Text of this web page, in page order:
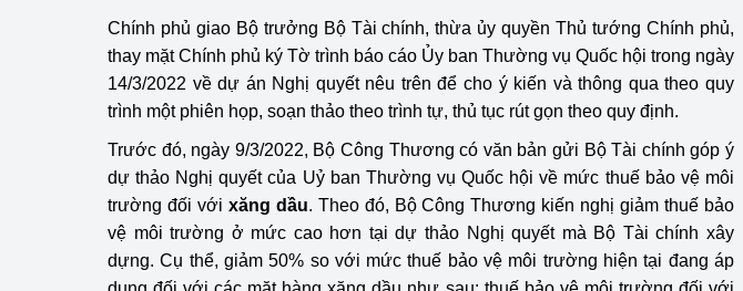
Tổ chức được cấp GCN đăng
động kiểm định thiết bị, dụng
làm việc ở môi trường không
hiểm khí, bụi nổ
Cơ sở sản xuất, sửa chữa
LPG
Tổ chức huấn luyện, bồi dưỡng
nghiệp vụ kiểm định kỹ thuật
lao động
Tái cơ cấu ngành Công Thương
Quản lý thị trường
Sử dụng năng lượng tiết kiệm và
Hiệu quả năng lượng
Khoa học, công nghệ và đổi mới sáng
tạo
Thông báo
Chính phủ giao Bộ trưởng Bộ Tài chính, thừa ủy quyền Thủ tướng Chính phủ,
thay mặt Chính phủ ký Tờ trình báo cáo Ủy ban Thường vụ Quốc hội trong ngày
14/3/2022 về dự án Nghị quyết nêu trên để cho ý kiến và thông qua theo quy
trình một phiên họp, soạn thảo theo trình tự, thủ tục rút gọn theo quy định.
Trước đó, ngày 9/3/2022, Bộ Công Thương có văn bản gửi Bộ Tài chính góp ý
dự thảo Nghị quyết của Uỷ ban Thường vụ Quốc hội về mức thuế bảo vệ môi
trường đối với xăng dầu. Theo đó, Bộ Công Thương kiến nghị giảm thuế bảo
vệ môi trường ở mức cao hơn tại dự thảo Nghị quyết mà Bộ Tài chính xây
dựng. Cụ thể, giảm 50% so với mức thuế bảo vệ môi trường hiện tại đang áp